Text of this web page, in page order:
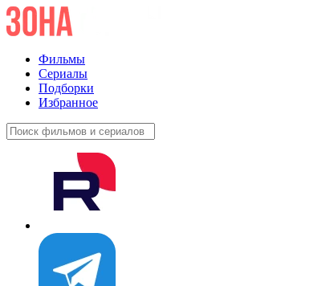
Фильмы
Сериалы
Подборки
Избранное